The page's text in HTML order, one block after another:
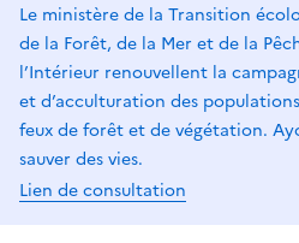
Le ministère de la Transition
de la Forêt, de la Mer et de la
l’Intérieur renouvellent la
et d’acculturation des
feux de forêt et de végétation.
sauver des vies.
Lien de consultation